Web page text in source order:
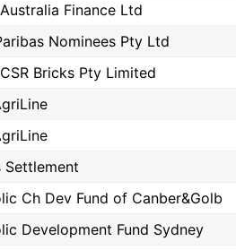
Finance Ltd
Nominees Pty Ltd
Bricks Pty Limited
Settlement
Ch Dev Fund of Canber&Golb
Development Fund Sydney